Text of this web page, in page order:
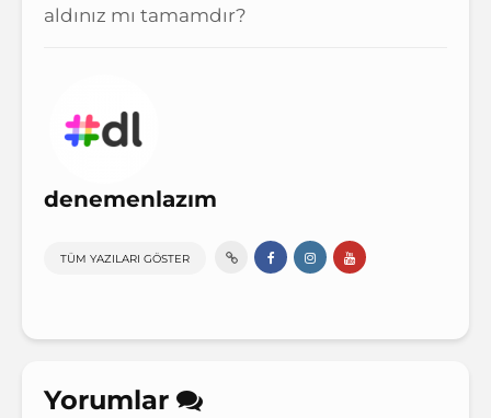
aldınız mı tamamdır?
denemenlazım
TÜM YAZILARI GÖSTER
Yorumlar